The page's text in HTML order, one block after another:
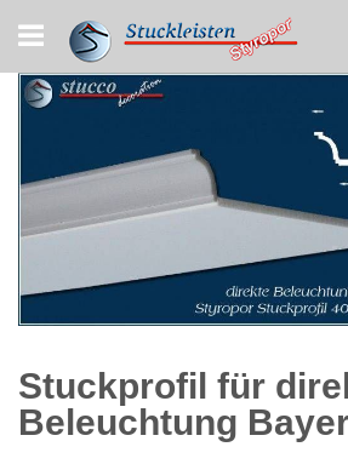
to
Content
Stuckprofil für
Beleuchtung